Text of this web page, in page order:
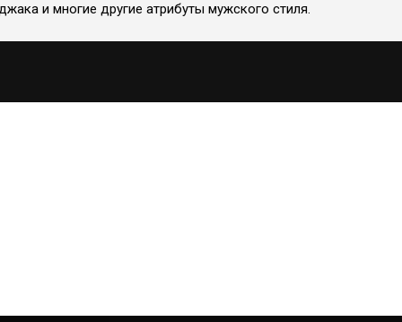
и многие другие атрибуты мужского стиля.